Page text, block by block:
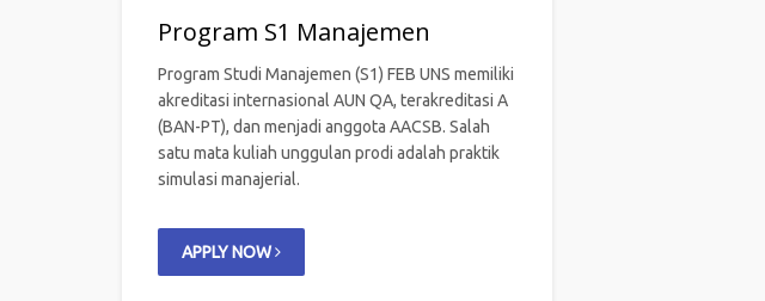
Program S1 Manajemen
Program Studi Manajemen (S1) FEB UNS memiliki
akreditasi internasional AUN QA, terakreditasi A
(BAN-PT), dan menjadi anggota AACSB. Salah
satu mata kuliah unggulan prodi adalah praktik
simulasi manajerial.
APPLY NOW